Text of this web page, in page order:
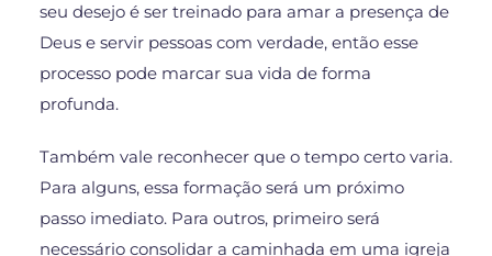
seu desejo é ser treinado para amar a presença de
Deus e servir pessoas com verdade, então esse
processo pode marcar sua vida de forma
profunda.
Também vale reconhecer que o tempo certo varia.
Para alguns, essa formação será um próximo
passo imediato. Para outros, primeiro será
necessário consolidar a caminhada em uma igreja